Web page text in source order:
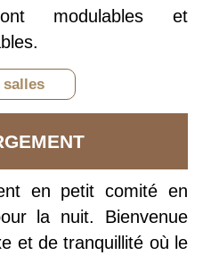
modulables et
en petit comité en
la nuit. Bienvenue
et de tranquillité où le